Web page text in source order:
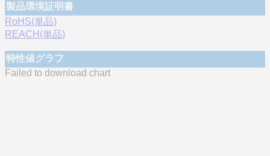
製品環境証明書
RoHS(単品)
REACH(単品)
特性値グラフ
Failed to download chart